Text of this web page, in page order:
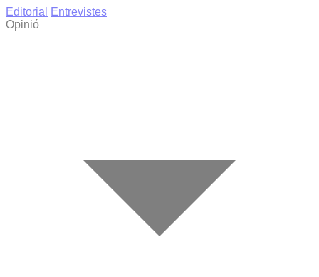
Editorial
Entrevistes
Opinió